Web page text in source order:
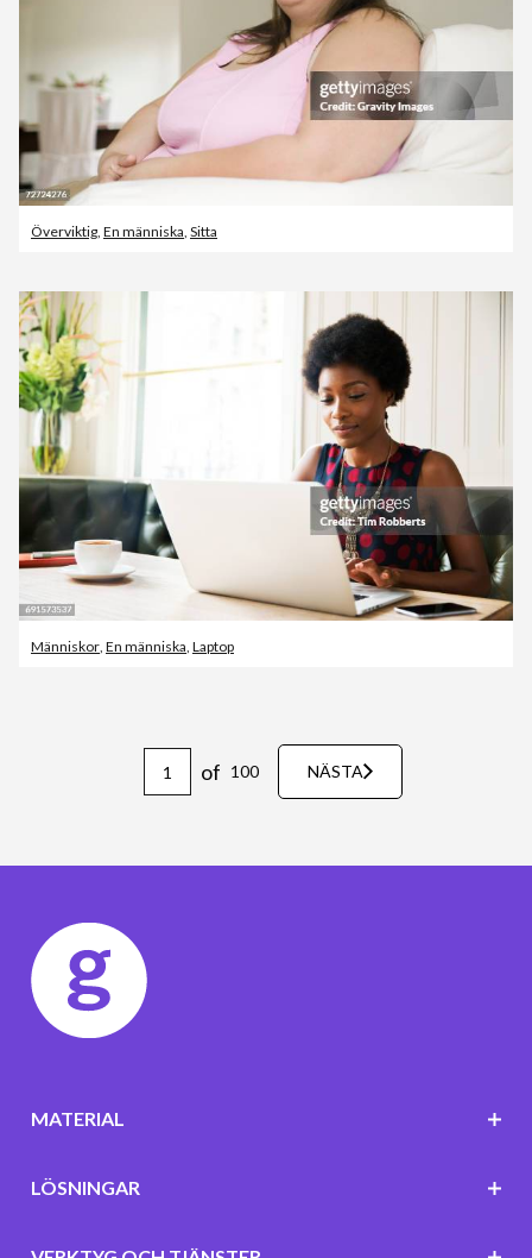
Överviktig En människa Sitta
Människor, En människa, Laptop
of 100 NÄSTA
MATERIAL
LÖSNINGAR